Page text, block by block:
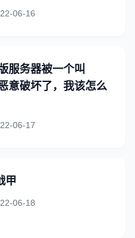
06-16
服务器被一个叫
意破坏了，我该怎么
06-17
甲
06-18